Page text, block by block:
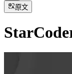
原文